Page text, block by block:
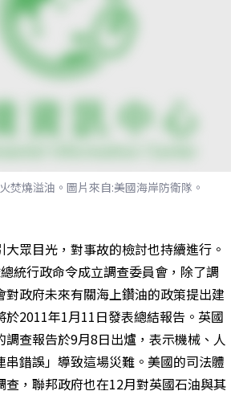
焚燒溢油。圖片來自:美國海岸防衛隊。
大眾目光，對事故的檢討也持續進行。
統行政命令成立調查委員會，除了調
對政府未來有關海上鑽油的政策提出建
於2011年1月11日發表總結報告。英國
調查報告於9月8日出爐，表示機械、人
串錯誤」導致這場災難。美國的司法體
查，聯邦政府也在12月對英國石油與其